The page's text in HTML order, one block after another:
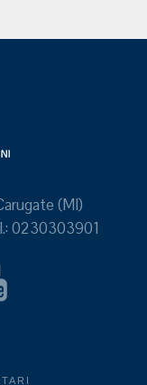
(MI)
0230303901